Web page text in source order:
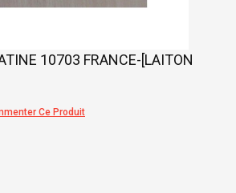
10703 FRANCE-[LAITON
Ce Produit